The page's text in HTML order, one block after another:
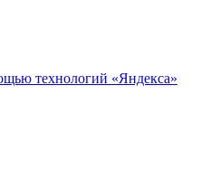
технологий «Яндекса»